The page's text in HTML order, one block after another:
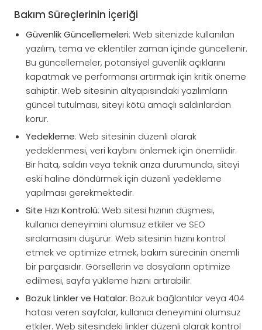
Bakım Süreçlerinin İçeriği
Güvenlik Güncellemeleri: Web sitenizde kullanılan
yazılım, tema ve eklentiler zaman içinde güncellenir.
Bu güncellemeler, potansiyel güvenlik açıklarını
kapatmak ve performansı artırmak için kritik öneme
sahiptir. Web sitesinin altyapısındaki yazılımların
güncel tutulması, siteyi kötü amaçlı saldırılardan
korur.
Yedekleme: Web sitesinin düzenli olarak
yedeklenmesi, veri kaybını önlemek için önemlidir.
Bir hata, saldırı veya teknik arıza durumunda, siteyi
eski haline döndürmek için düzenli yedekleme
yapılması gerekmektedir.
Site Hızı Kontrolü: Web sitesi hızının düşmesi,
kullanıcı deneyimini olumsuz etkiler ve SEO
sıralamasını düşürür. Web sitesinin hızını kontrol
etmek ve optimize etmek, bakım sürecinin önemli
bir parçasıdır. Görsellerin ve dosyaların optimize
edilmesi, sayfa yükleme hızını artırabilir.
Bozuk Linkler ve Hatalar: Bozuk bağlantılar veya 404
hatası veren sayfalar, kullanıcı deneyimini olumsuz
etkiler. Web sitesindeki linkler düzenli olarak kontrol